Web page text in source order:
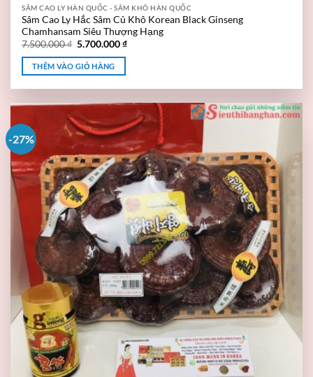
SÂM CAO LY HÀN QUỐC - SÂM KHÔ HÀN QUỐC
Sâm Cao Ly Hắc Sâm Củ Khô Korean Black Ginseng
Chamhansam Siêu Thượng Hạng
7.500.000₫ 5.700.000₫
THÊM VÀO GIỎ HÀNG
-27%